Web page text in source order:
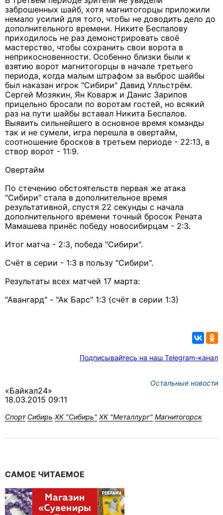
заброшенных шайб, хотя магнитогорцы приложили
немало усилий для того, чтобы не доводить дело до
дополнительного времени. Никите Беспалову
приходилось не раз демонстрировать своё
мастерство, чтобы сохранить свои ворота в
неприкосновенности. Особенно близки были к
взятию ворот магнитогорцы в начале третьего
периода, когда малым штрафом за выброс шайбы
был наказан игрок "Сибири" Давид Улльстрём.
Сергей Мозякин, Ян Коварж и Данис Зарипов
прицельно бросали по воротам гостей, но всякий
раз на пути шайбы вставал Никита Беспалов.
Выявить сильнейшего в основное время команды
так и не сумели, игра перешла в овертайм,
соотношение бросков в третьем периоде - 22:13, в
створ ворот - 11:9.
Овертайм
По стечению обстоятельств первая же атака
"Сибири" стала в дополнительное время
результативной, спустя 22 секунды с начала
дополнительного времени точный бросок Рената
Мамашева принёс победу новосибирцам - 2:3.
Итог матча - 2:3, победа "Сибири".
Счёт в серии - 1:3 в пользу "Сибири".
Результаты всех матчей 17 марта:
"Авангард" - "Ак Барс" 1:3 (счёт в серии 1:3)
Подписывайтесь на наш Telegram-канал
Остальные новости
«Байкал24»
18.03.2015 09:11
Спорт Сибирь ХК "Сибирь" ХК "Металлург" Магнитогорск
САМОЕ ЧИТАЕМОЕ